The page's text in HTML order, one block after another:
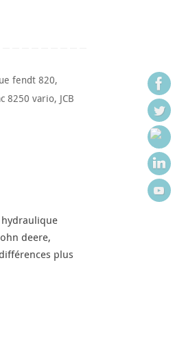
fendt 820,
8250 vario, JCB
deere,
plus